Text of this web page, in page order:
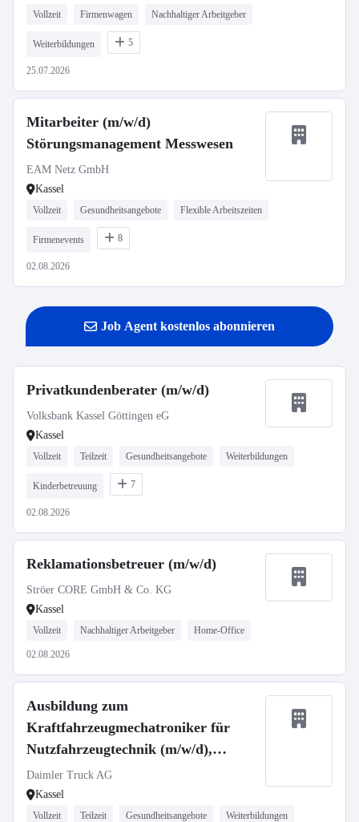
Vollzeit Firmenwagen Nachhaltiger Arbeitgeber
Weiterbildungen 5
25.07.2026
Mitarbeiter (m/w/d)
Störungsmanagement Messwesen
EAM Netz GmbH
Kassel
Vollzeit Gesundheitsangebote Flexible Arbeitszeiten
Firmenevents 8
02.08.2026
Job Agent kostenlos abonnieren
Privatkundenberater (m/w/d)
Volksbank Kassel Göttingen eG
Kassel
Vollzeit Teilzeit Gesundheitsangebote Weiterbildungen
Kinderbetreuung 7
02.08.2026
Reklamationsbetreuer (m/w/d)
Ströer CORE GmbH & Co. KG
Kassel
Vollzeit Nachhaltiger Arbeitgeber Home-Office
02.08.2026
Ausbildung zum
Kraftfahrzeugmechatroniker für
Nutzfahrzeugtechnik (m/w/d),
Daimler Truck AG
Daimler Truck AG
Kassel
Vollzeit Teilzeit Gesundheitsangebote Weiterbildungen